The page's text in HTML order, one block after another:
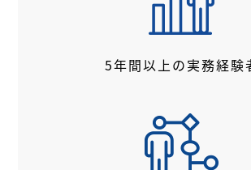
5年間以上の実務経験